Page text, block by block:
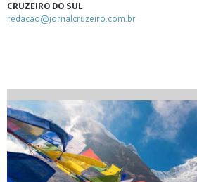
CRUZEIRO DO SUL
redacao@jornalcruzeiro.com.br